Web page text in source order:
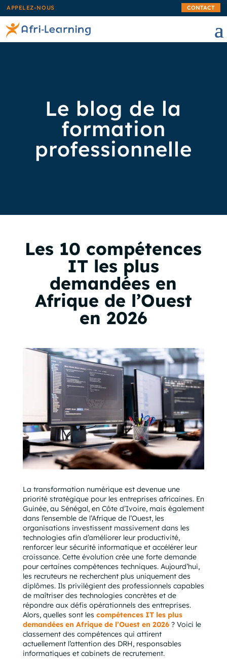
APPELEZ-NOUS CONTACT
Le blog de la
formation
professionnelle
Les 10 compétences
IT les plus
demandées en
Afrique de l’Ouest
en 2026
La transformation numérique est devenue une
priorité stratégique pour les entreprises africaines. En
Guinée, au Sénégal, en Côte d’Ivoire, mais également
dans l’ensemble de l’Afrique de l’Ouest, les
organisations investissent massivement dans les
technologies afin d’améliorer leur productivité,
renforcer leur sécurité informatique et accélérer leur
croissance. Cette évolution crée une forte demande
pour certaines compétences techniques. Aujourd’hui,
les recruteurs ne recherchent plus uniquement des
diplômes. Ils privilégient des professionnels capables
de maîtriser des technologies concrètes et de
répondre aux défis opérationnels des entreprises.
Alors, quelles sont les compétences IT les plus
demandées en Afrique de l’Ouest en 2026? Voici le
classement des compétences qui attirent
actuellement l’attention des DRH, responsables
informatiques et cabinets de recrutement.